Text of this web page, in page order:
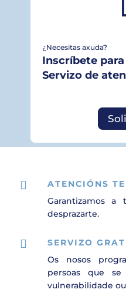
¿Necesitas axuda?
Inscríbete
Servizo de

ATENCIÓNS
Garantizamos
desprazarte.

SERVIZO
Os nosos
persoas que
vulnerabilidade